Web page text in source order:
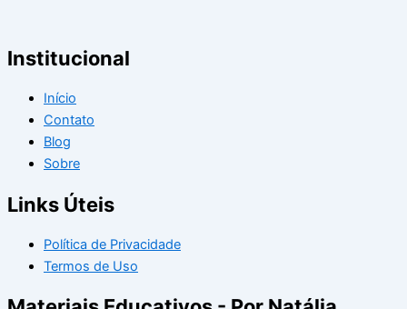
Institucional
Início
Contato
Blog
Sobre
Links Úteis
Política de Privacidade
Termos de Uso